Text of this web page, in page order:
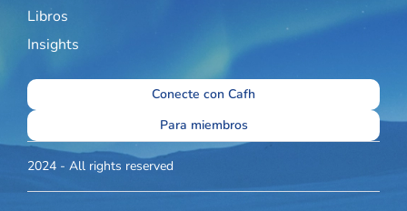
Libros
Insights
Conecte con Cafh
Para miembros
2024 - All rights reserved